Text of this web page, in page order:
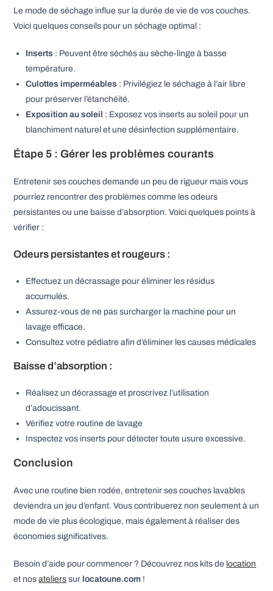
Le mode de séchage influe sur la durée de vie de vos couches.
Voici quelques conseils pour un séchage optimal :
Inserts : Peuvent être séchés au sèche-linge à basse
température.
Culottes imperméables : Privilégiez le séchage à l’air libre
pour préserver l’étanchéité.
Exposition au soleil : Exposez vos inserts au soleil pour un
blanchiment naturel et une désinfection supplémentaire.
Étape 5 : Gérer les problèmes courants
Entretenir ses couches demande un peu de rigueur mais vous
pourriez rencontrer des problèmes comme les odeurs
persistantes ou une baisse d’absorption. Voici quelques points à
vérifier :
Odeurs persistantes et rougeurs :
Effectuez un décrassage pour éliminer les résidus
accumulés.
Assurez-vous de ne pas surcharger la machine pour un
lavage efficace.
Consultez votre pédiatre afin d’éliminer les causes médicales
Baisse d’absorption :
Réalisez un décrassage et proscrivez l’utilisation
d’adoucissant.
Vérifiez votre routine de lavage
Inspectez vos inserts pour détecter toute usure excessive.
Conclusion
Avec une routine bien rodée, entretenir ses couches lavables
deviendra un jeu d’enfant. Vous contribuerez non seulement à un
mode de vie plus écologique, mais également à réaliser des
économies significatives.
Besoin d’aide pour commencer ? Découvrez nos kits de location
et nosateliers sur locatoune.com !